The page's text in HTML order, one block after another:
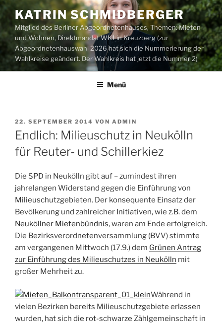
Zum
Inhalt
springen
KATRIN SCHMIDBERGER
Mitglied des Berliner Abgeordnetenhauses, Themen: Mieten
und Wohnen, Direktmandat WK1 in Kreuzberg (zur
Abgeordnetenhauswahl 2026 hat sich die Nummerierung der
Wahlkreise geändert. Der Wahlkreis hat jetzt die Nummer 2)
Menü
VERÖFFENTLICHT
AM
22. SEPTEMBER 2014 VON ADMIN
Endlich: Milieuschutz in Neukölln
für Reuter- und Schillerkiez
Die SPD in Neukölln gibt auf – zumindest ihren
jahrelangen Widerstand gegen die Einführung von
Milieuschutzgebieten. Der konsequente Einsatz der
Bevölkerung und zahlreicher Initiativen, wie z.B. dem
Neuköllner Mietenbündnis, waren am Ende erfolgreich.
Die Bezirksverordnetenversammlung (BVV) stimmte
am vergangenen Mittwoch (17.9.) dem Grünen Antrag
zur Einführung des Milieuschutzes in Neukölln mit
großer Mehrheit zu.
Während in
vielen Bezirken bereits Milieuschutzgebiete erlassen
wurden, hat sich die rot-schwarze Zählgemeinschaft in